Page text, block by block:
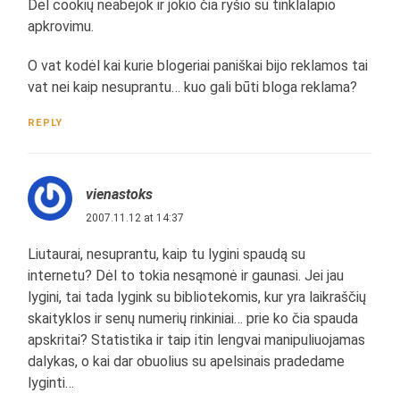
Dėl cookių neabejok ir jokio čia ryšio su tinklalapio
apkrovimu.
O vat kodėl kai kurie blogeriai paniškai bijo reklamos tai
vat nei kaip nesuprantu… kuo gali būti bloga reklama?
REPLY
vienastoks
2007.11.12 at 14:37
Liutaurai, nesuprantu, kaip tu lygini spaudą su
internetu? Dėl to tokia nesąmonė ir gaunasi. Jei jau
lygini, tai tada lygink su bibliotekomis, kur yra laikraščių
skaityklos ir senų numerių rinkiniai… prie ko čia spauda
apskritai? Statistika ir taip itin lengvai manipuliuojamas
dalykas, o kai dar obuolius su apelsinais pradedame
lyginti…